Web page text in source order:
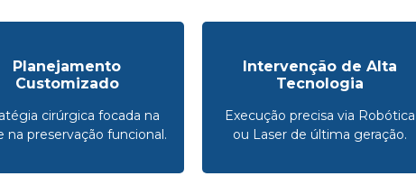
Planejamento
Customizado
cirúrgica focada na
na preservação funcional.
Intervenção de Alta
Tecnologia
Execução precisa via Robótica
ou Laser de última geração.